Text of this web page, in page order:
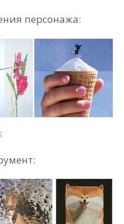
персонажа:
: